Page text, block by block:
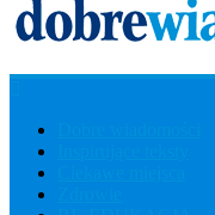
Dobre
Wiadomości